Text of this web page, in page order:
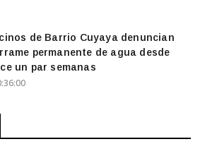
de Barrio Cuyaya denuncian
permanente de agua desde
un par semanas